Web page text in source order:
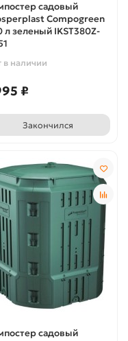
садовый
Compogreen
л зеленый IKST380Z-
в наличии
₽
Закончился
садовый